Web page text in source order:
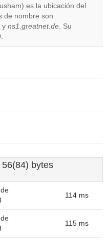
Do you
own this
es la ubicación del
de nombre son
y ns1.greatnet.de. Su
bytes
114 ms
115 ms